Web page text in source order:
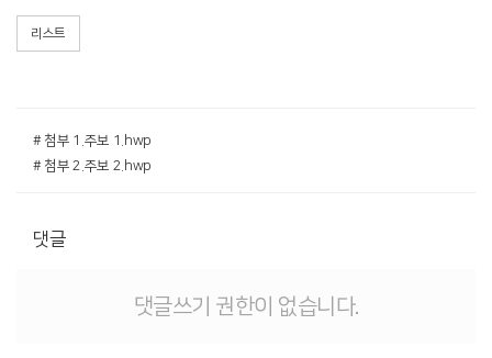
리스트
# 첨부 1.주보 1.hwp
# 첨부 2.주보 2.hwp
댓글
댓글쓰기 권한이 없습니다.